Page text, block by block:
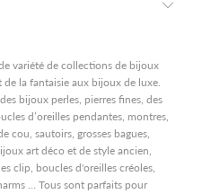
variété de collections de bijoux
la fantaisie aux bijoux de luxe.
bijoux perles, pierres fines, des
d’oreilles pendantes, montres,
cou, sautoirs, grosses bagues,
art déco et de style ancien,
clip, boucles d'oreilles créoles,
… Tous sont parfaits pour